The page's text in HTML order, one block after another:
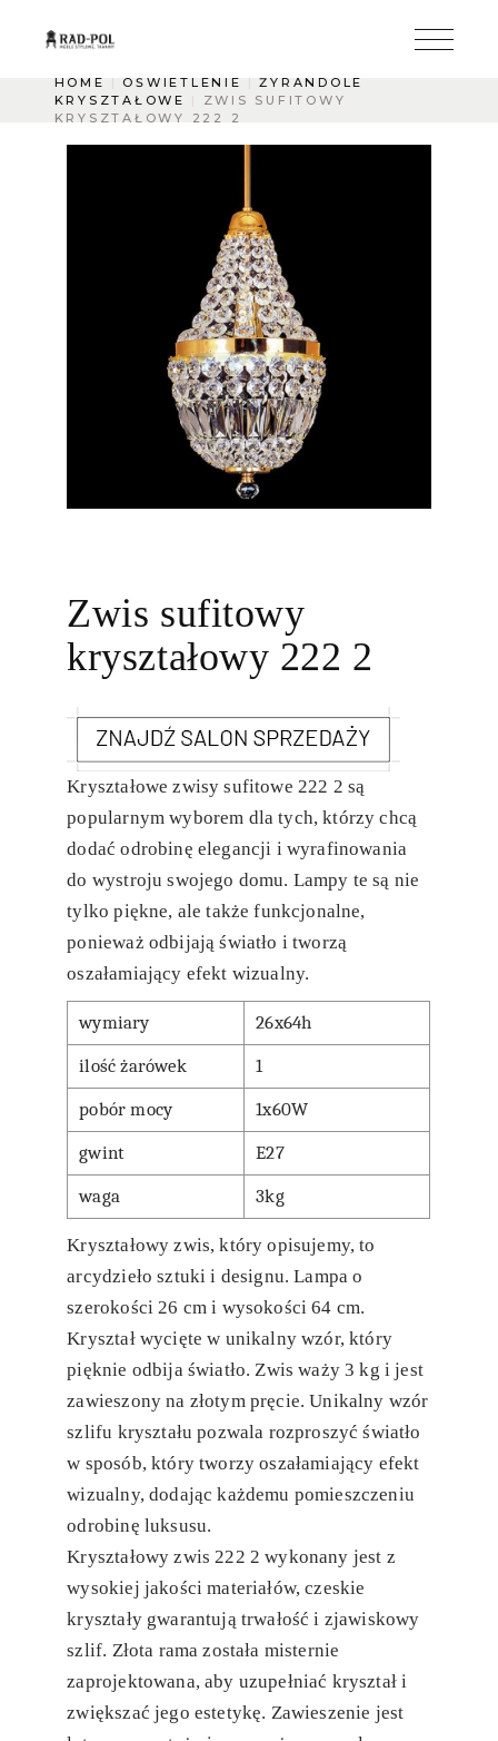
HOME OŚWIETLENIE
ŻYRANDOLE
KRYSZTAŁOWE
ZWIS SUFITOWY
KRYSZTAŁOWY 222 2
Zwis sufitowy
kryształowy 222 2
Kryształowe zwisy sufitowe 222 2 są
popularnym wyborem dla tych, którzy chcą
dodać odrobinę elegancji i wyrafinowania
do wystroju swojego domu. Lampy te są nie
tylko piękne, ale także funkcjonalne,
ponieważ odbijają światło i tworzą
oszałamiający efekt wizualny.
wymiary 26x64h
ilość żarówek 1
pobór mocy 1x60W
gwint E27
waga 3kg
Kryształowy zwis, który opisujemy, to
arcydzieło sztuki i designu. Lampa o
szerokości 26 cm i wysokości 64 cm.
Kryształ wycięte w unikalny wzór, który
pięknie odbija światło. Zwis waży 3 kg i jest
zawieszony na złotym pręcie. Unikalny wzór
szlifu kryształu pozwala rozproszyć światło
w sposób, który tworzy oszałamiający efekt
wizualny, dodając każdemu pomieszczeniu
odrobinę luksusu.
Kryształowy zwis 222 2 wykonany jest z
wysokiej jakości materiałów, czeskie
kryształy gwarantują trwałość i zjawiskowy
szlif. Złota rama została misternie
zaprojektowana, aby uzupełniać kryształ i
zwiększać jego estetykę. Zawieszenie jest